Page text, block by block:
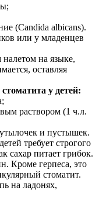
(Candida albicans).
или у младенцев
на языке,
оставляя
у детей:
раствором (1 ч.л.
и пустышек.
требует строгого
сахар питает грибок.
Кроме герпеса, это
стоматит.
на ладонях,